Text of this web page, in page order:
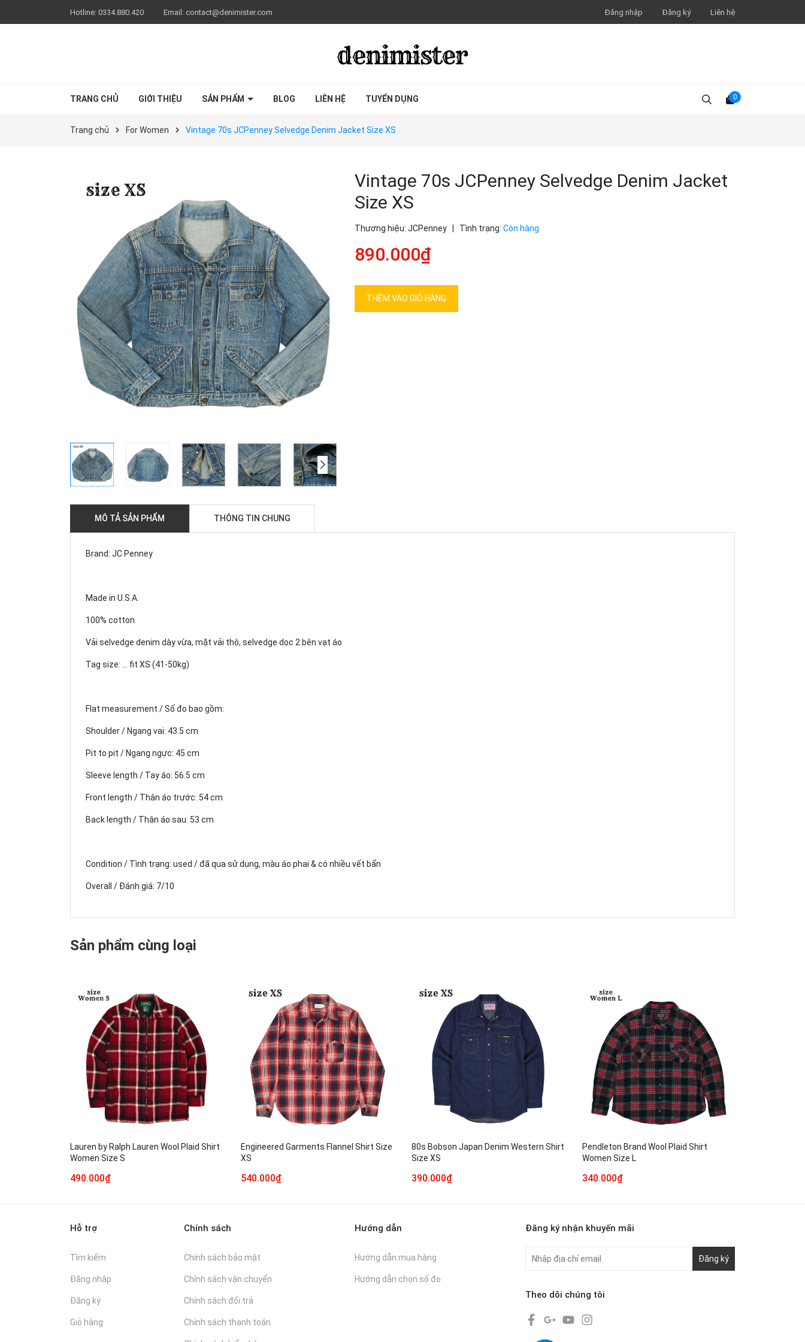
Hotline: 0334.880.420 Email: contact@denimister.com Đăng nhập Đăng ký Liên hệ
TRANG CHỦ GIỚI THIỆU SẢN PHẨM BLOG LIÊN HỆ TUYỂN DỤNG 0
Trang chủ For Women Vintage 70s JCPenney Selvedge Denim Jacket Size XS
Vintage 70s JCPenney Selvedge Denim Jacket
Size XS
Thương hiệu: JCPenney Tình trạng: Còn hàng
890.000₫
THÊM VÀO GIỎ HÀNG
MÔ TẢ SẢN PHẨM THÔNG TIN CHUNG
Brand: JC Penney
Made in U.S.A.
100% cotton
Vải selvedge denim dày vừa, mặt vải thô, selvedge dọc 2 bên vạt áo
Tag size: ... fit XS (41-50kg)
Flat measurement / Số đo bao gồm:
Shoulder / Ngang vai: 43.5 cm
Pit to pit / Ngang ngực: 45 cm
Sleeve length / Tay áo: 56.5 cm
Front length / Thân áo trước: 54 cm
Back length / Thân áo sau: 53 cm
Condition / Tình trạng: used / đã qua sử dụng, màu áo phai & có nhiều vết bẩn
Overall / Đánh giá: 7/10
Sản phẩm cùng loại
Lauren by Ralph Lauren Wool Plaid Shirt
Women Size S
490.000₫
Engineered Garments Flannel Shirt Size
XS
540.000₫
80s Bobson Japan Denim Western Shirt
Size XS
390.000₫
Pendleton Brand Wool Plaid Shirt
Women Size L
340.000₫
Hỗ trợ
Tìm kiếm
Đăng nhập
Đăng ký
Giỏ hàng
Chính sách
Chính sách bảo mật
Chính sách vận chuyển
Chính sách đổi trả
Chính sách thanh toán
Hướng dẫn
Hướng dẫn mua hàng
Hướng dẫn chọn số đo
Đăng ký nhận khuyến mãi
Đăng ký
Theo dõi chúng tôi